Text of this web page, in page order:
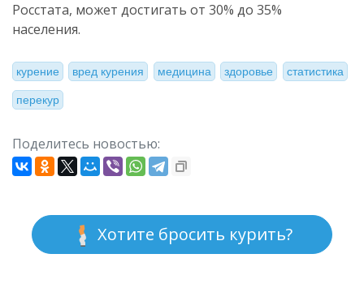
Росстата, может достигать от 30% до 35%
населения.
курение вред курения медицина здоровье статистика
перекур
Поделитесь новостью:
Хотите бросить курить?